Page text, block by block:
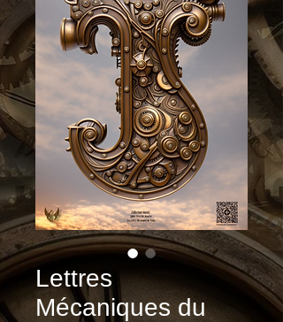
Lettres
Mécaniques du